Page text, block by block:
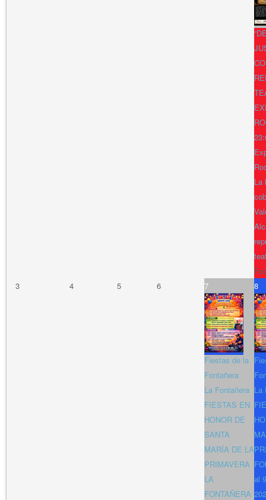
La
3
4 5 6 7
Fiestas de la
Fontañera
La Fontañera
FIESTAS EN
HONOR DE
SANTA
MARÍA DE LA
PRIMAVERA
LA
FONTAÑERA
8
La
al